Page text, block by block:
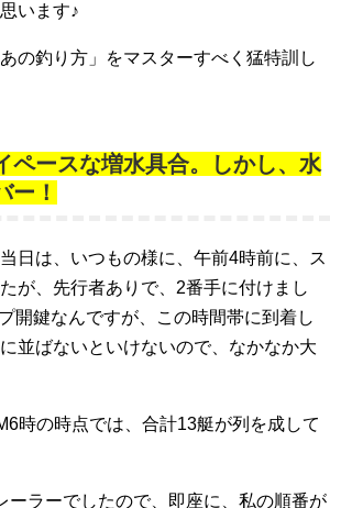
います♪
の釣り方」をマスターすべく猛特訓し
ペースな増水具合。しかし、水
！
日は、いつもの様に、午前4時前に、ス
が、先行者ありで、2番手に付けまし
開鍵なんですが、この時間帯に到着し
並ばないといけないので、なかなか大
時の時点では、合計13艇が列を成して
ーラーでしたので、即座に、私の順番が